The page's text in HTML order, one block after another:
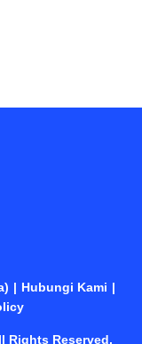
Hubungi Kami
Rights Reserved.